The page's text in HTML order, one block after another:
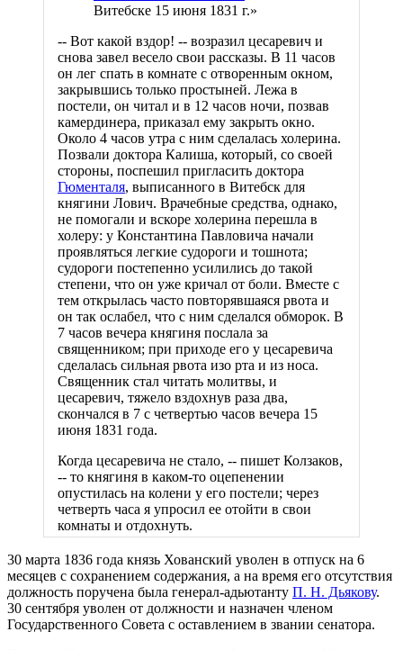
Витебске 15 июня 1831 г.»
-- Вот какой вздор! -- возразил цесаревич и
снова завел весело свои рассказы. В 11 часов
он лег спать в комнате с отворенным окном,
закрывшись только простыней. Лежа в
постели, он читал и в 12 часов ночи, позвав
камердинера, приказал ему закрыть окно.
Около 4 часов утра с ним сделалась холерина.
Позвали доктора Калиша, который, со своей
стороны, поспешил пригласить доктора
Гюменталя, выписанного в Витебск для
княгини Лович. Врачебные средства, однако,
не помогали и вскоре холерина перешла в
холеру: у Константина Павловича начали
проявляться легкие судороги и тошнота;
судороги постепенно усилились до такой
степени, что он уже кричал от боли. Вместе с
тем открылась часто повторявшаяся рвота и
он так ослабел, что с ним сделался обморок. В
7 часов вечера княгиня послала за
священником; при приходе его у цесаревича
сделалась сильная рвота изо рта и из носа.
Священник стал читать молитвы, и
цесаревич, тяжело вздохнув раза два,
скончался в 7 с четвертью часов вечера 15
июня 1831 года.
Когда цесаревича не стало, -- пишет Колзаков,
-- то княгиня в каком-то оцепенении
опустилась на колени у его постели; через
четверть часа я упросил ее отойти в свои
комнаты и отдохнуть.
30 марта 1836 года князь Хованский уволен в отпуск на 6
месяцев с сохранением содержания, а на время его отсутствия
должность поручена была генерал-адьютанту П. Н. Дьякову.
30 сентября уволен от должности и назначен членом
Государственного Совета с оставлением в звании сенатора.